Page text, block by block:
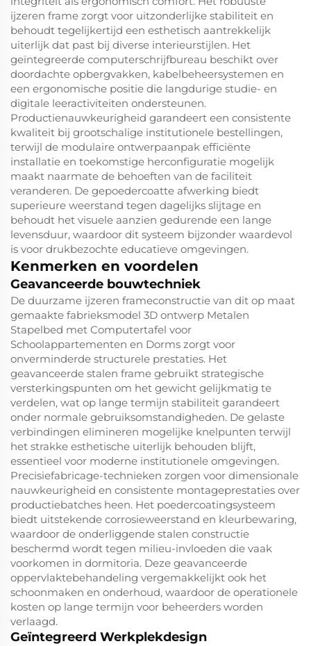
ijzeren frame zorgt voor uitzonderlijke stabiliteit en
behoudt tegelijkertijd een esthetisch aantrekkelijk
uiterlijk dat past bij diverse interieurstijlen. Het
geïntegreerde computerschrijfbureau beschikt over
doordachte opbergvakken, kabelbeheersystemen en
een ergonomische positie die langdurige studie- en
digitale leeractiviteiten ondersteunen.
Productienauwkeurigheid garandeert een consistente
kwaliteit bij grootschalige institutionele bestellingen,
terwijl de modulaire ontwerpaanpak efficiënte
installatie en toekomstige herconfiguratie mogelijk
maakt naarmate de behoeften van de faciliteit
veranderen. De gepoedercoatte afwerking biedt
superieure weerstand tegen dagelijks slijtage en
behoudt het visuele aanzien gedurende een lange
levensduur, waardoor dit systeem bijzonder waardevol
is voor drukbezochte educatieve omgevingen.
Kenmerken en voordelen
Geavanceerde bouwtechniek
De duurzame ijzeren frameconstructie van dit op maat
gemaakte fabrieksmodel 3D ontwerp Metalen
Stapelbed met Computertafel voor
Schoolappartementen en Dorms zorgt voor
onverminderde structurele prestaties. Het
geavanceerde stalen frame gebruikt strategische
versterkingspunten om het gewicht gelijkmatig te
verdelen, wat op lange termijn stabiliteit garandeert
onder normale gebruiksomstandigheden. De gelaste
verbindingen elimineren mogelijke knelpunten terwijl
het strakke esthetische uiterlijk behouden blijft,
essentieel voor moderne institutionele omgevingen.
Precisiefabricage-technieken zorgen voor dimensionale
nauwkeurigheid en consistente montageprestaties over
productiebatches heen. Het poedercoatingsysteem
biedt uitstekende corrosieweerstand en kleurbewaring,
waardoor de onderliggende stalen constructie
beschermd wordt tegen milieu-invloeden die vaak
voorkomen in dormitoria. Deze geavanceerde
oppervlaktebehandeling vergemakkelijkt ook het
schoonmaken en onderhoud, waardoor de operationele
kosten op lange termijn voor beheerders worden
verlaagd.
Geïntegreerd Werkplekdesign